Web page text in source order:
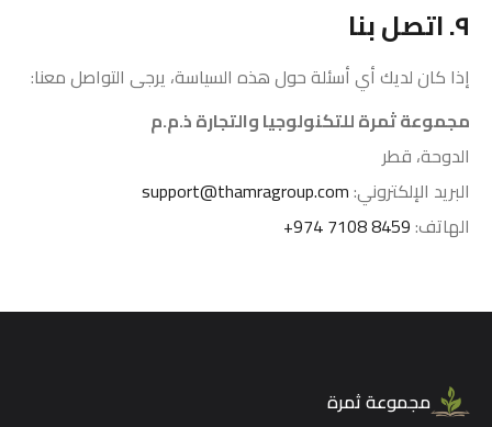
٩. اتصل بنا
إذا كان لديك أي أسئلة حول هذه السياسة، يرجى التواصل معنا:
مجموعة ثمرة للتكنولوجيا والتجارة ذ.م.م
الدوحة، قطر
البريد الإلكتروني:support@thamragroup.com
الهاتف:+974 7108 8459
مجموعة ثمرة